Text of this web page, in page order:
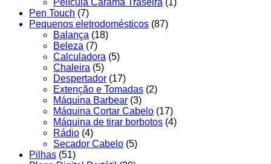
Película Cârama Traseira (1)
Pen Touch (7)
Pequenos eletrodomésticos (87)
Balança (18)
Beleza (7)
Calculadora (5)
Chaleira (5)
Despertador (17)
Extenção e Tomadas (2)
Máquina Barbear (3)
Máquina Cortar Cabelo (17)
Máquina de tirar borbotos (4)
Rádio (4)
Secador Cabelo (5)
Pilhas (51)